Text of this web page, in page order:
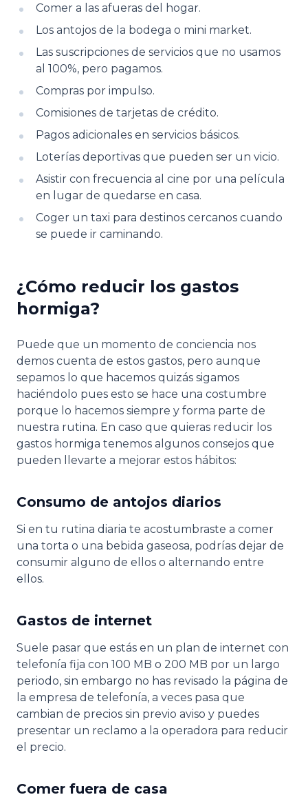
Comer a las afueras del hogar.
Los antojos de la bodega o mini market.
Las suscripciones de servicios que no usamos
al 100%, pero pagamos.
Compras por impulso.
Comisiones de tarjetas de crédito.
Pagos adicionales en servicios básicos.
Loterías deportivas que pueden ser un vicio.
Asistir con frecuencia al cine por una película
en lugar de quedarse en casa.
Coger un taxi para destinos cercanos cuando
se puede ir caminando.
¿Cómo reducir los gastos
hormiga?
Puede que un momento de conciencia nos
demos cuenta de estos gastos, pero aunque
sepamos lo que hacemos quizás sigamos
haciéndolo pues esto se hace una costumbre
porque lo hacemos siempre y forma parte de
nuestra rutina. En caso que quieras reducir los
gastos hormiga tenemos algunos consejos que
pueden llevarte a mejorar estos hábitos:
Consumo de antojos diarios
Si en tu rutina diaria te acostumbraste a comer
una torta o una bebida gaseosa, podrías dejar de
consumir alguno de ellos o alternando entre
ellos.
Gastos de internet
Suele pasar que estás en un plan de internet con
telefonía fija con 100 MB o 200 MB por un largo
periodo, sin embargo no has revisado la página de
la empresa de telefonía, a veces pasa que
cambian de precios sin previo aviso y puedes
presentar un reclamo a la operadora para reducir
el precio.
Comer fuera de casa